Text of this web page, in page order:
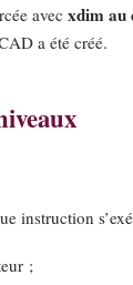
avecxdim au
a été créé.
instruction
;